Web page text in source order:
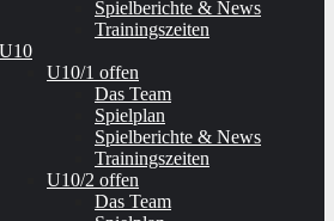
Spielberichte & News
Trainingszeiten
U10
U10/1 offen
Das Team
Spielplan
Spielberichte & News
Trainingszeiten
U10/2 offen
Das Team